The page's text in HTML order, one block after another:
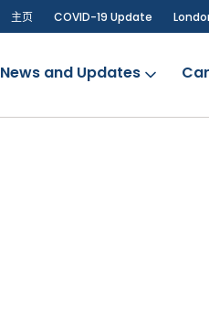
主页 COVID-19 Update
News and Updates